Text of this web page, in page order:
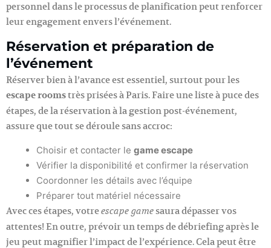
personnel dans le processus de planification peut renforcer
leur engagement envers l’événement.
Réservation et préparation de
l’événement
Réserver bien à l’avance est essentiel, surtout pour les
escape roomstrès prisées à Paris. Faire une liste à puce des
étapes, de la réservation à la gestion post-événement,
assure que tout se déroule sans accroc:
Choisir et contacter le game escape
Vérifier la disponibilité et confirmer la réservation
Coordonner les détails avec l’équipe
Préparer tout matériel nécessaire
Avec ces étapes, votreescape gamesaura dépasser vos
attentes! En outre, prévoir un temps de débriefing après le
jeu peut magnifier l’impact de l’expérience. Cela peut être